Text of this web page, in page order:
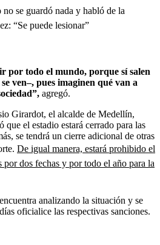
se guardó nada y habló de la
“Se puede lesionar”
por todo el mundo, porque sí salen
ven–, pues imaginen qué van a
agregó.
Girardot, el alcalde de Medellín,
el estadio estará cerrado para las
se tendrá un cierre adicional de otras
De igual manera, estará prohibido el
por dos fechas y por todo el año para la
analizando la situación y se
oficialice las respectivas sanciones.